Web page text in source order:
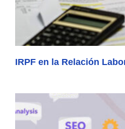
IRPF en la Relación